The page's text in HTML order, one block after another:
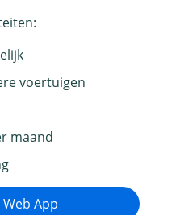
voertuigen
maand
App